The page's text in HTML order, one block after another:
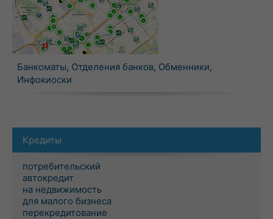
Банкоматы, Отделения банков, Обменники,
Инфокиоски
Кредиты
потребительский
автокредит
на недвижимость
для малого бизнеса
перекредитование